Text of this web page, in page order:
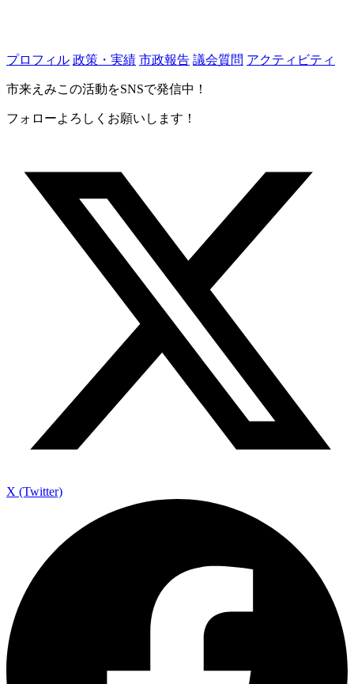
プロフィル 政策・実績 市政報告 議会質問 アクティビティ
市来えみこの活動をSNSで発信中！
フォローよろしくお願いします！
X (Twitter)